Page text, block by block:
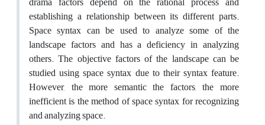
establishing a relationship between its different parts.
Space syntax can be used to analyze some of the
landscape factors and has a deficiency in analyzing
others. The objective factors of the landscape can be
studied using space syntax due to their syntax feature.
However, the more semantic the factors, the more
inefficient is the method of space syntax for recognizing
and analyzing space.